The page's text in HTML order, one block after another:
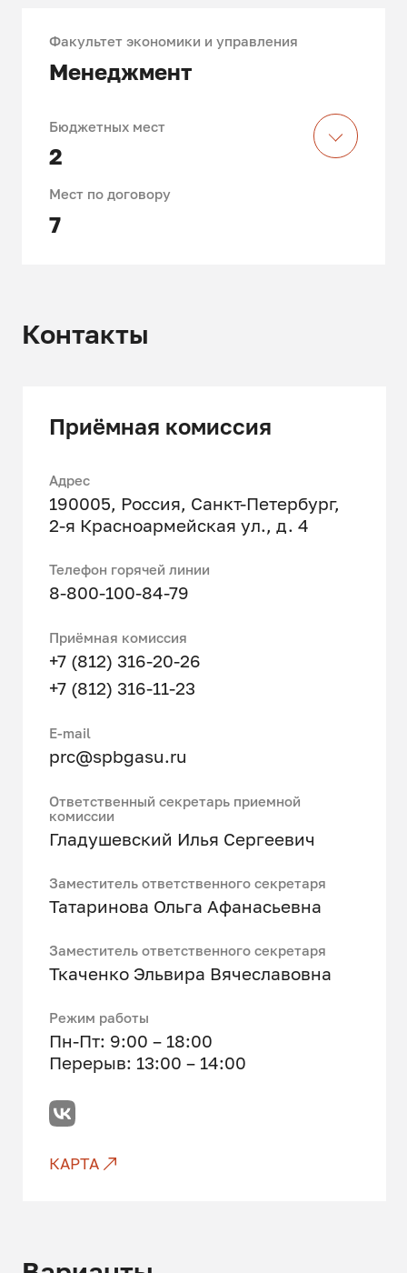
Факультет экономики и управления
Менеджмент
Бюджетных мест
2
Мест по договору
7
Контакты
Приёмная комиссия
Адрес
190005, Россия, Санкт-Петербург,
2-я Красноармейская ул., д. 4
Телефон горячей линии
8-800-100-84-79
Приёмная комиссия
+7 (812) 316-20-26
+7 (812) 316-11-23
Е-mail
prc@spbgasu.ru
Ответственный секретарь приемной
комиссии
Гладушевский Илья Сергеевич
Заместитель ответственного секретаря
Татаринова Ольга Афанасьевна
Заместитель ответственного секретаря
Ткаченко Эльвира Вячеславовна
Режим работы
Пн-Пт: 9:00 – 18:00
Перерыв: 13:00 – 14:00
КАРТА